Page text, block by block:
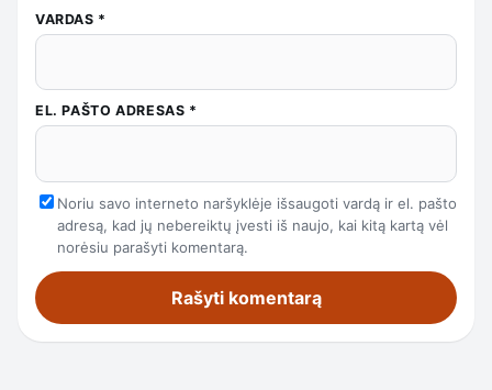
VARDAS *
EL. PAŠTO ADRESAS *
Noriu savo interneto naršyklėje išsaugoti vardą ir el. pašto
adresą, kad jų nebereiktų įvesti iš naujo, kai kitą kartą vėl
norėsiu parašyti komentarą.